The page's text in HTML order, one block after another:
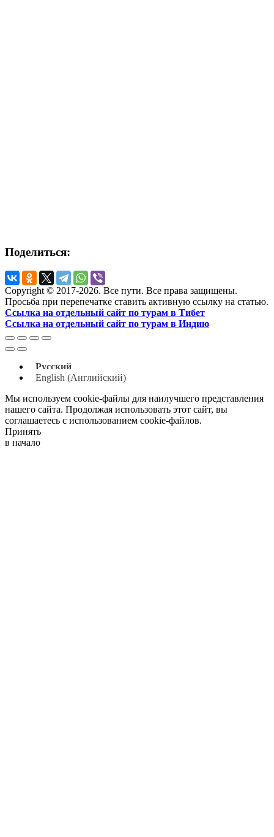
Поделиться:
Copyright © 2017-2026. Все пути. Все права защищены.
Просьба при перепечатке ставить активную ссылку на статью.
Ссылка на отдельный сайт по турам в Тибет
Ссылка на отдельный сайт по турам в Индию
Русский
English (Английский)
Мы используем cookie-файлы для наилучшего представления
нашего сайта. Продолжая использовать этот сайт, вы
соглашаетесь с использованием cookie-файлов.
Принять
в начало